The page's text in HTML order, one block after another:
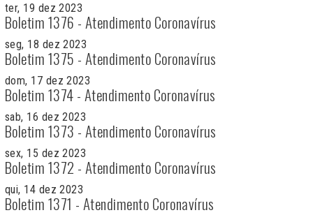
ter, 19 dez 2023
Boletim 1376 - Atendimento Coronavírus
seg, 18 dez 2023
Boletim 1375 - Atendimento Coronavírus
dom, 17 dez 2023
Boletim 1374 - Atendimento Coronavírus
sab, 16 dez 2023
Boletim 1373 - Atendimento Coronavírus
sex, 15 dez 2023
Boletim 1372 - Atendimento Coronavírus
qui, 14 dez 2023
Boletim 1371 - Atendimento Coronavírus